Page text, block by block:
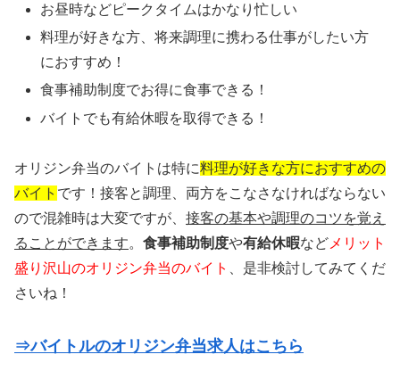
お昼時などピークタイムはかなり忙しい
料理が好きな方、将来調理に携わる仕事がしたい方
におすすめ！
食事補助制度でお得に食事できる！
バイトでも有給休暇を取得できる！
オリジン弁当のバイトは特に料理が好きな方におすすめの
バイト です！接客と調理、両方をこなさなければならない
ので混雑時は大変ですが、 接客の基本や調理のコツを覚え
ることができます。 食事補助制度や有給休暇など メリット
盛り沢山のオリジン弁当のバイト
、是非検討してみてくだ
さいね！
⇒バイトルのオリジン弁当求人はこちら